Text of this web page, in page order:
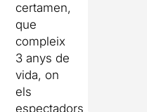
certamen,
que
compleix
3 anys de
vida, on
els
espectadors